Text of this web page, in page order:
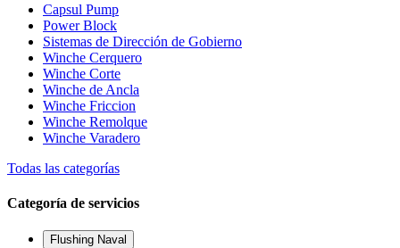
Capsul Pump
Power Block
Sistemas de Dirección de Gobierno
Winche Cerquero
Winche Corte
Winche de Ancla
Winche Friccion
Winche Remolque
Winche Varadero
Todas las categorías
Categoría de servicios
Flushing Naval